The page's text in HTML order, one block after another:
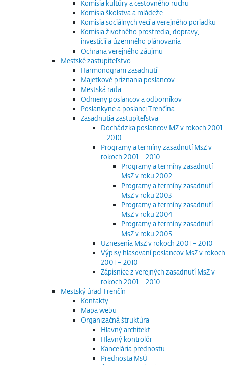
Komisia kultúry a cestovného ruchu
Komisia školstva a mládeže
Komisia sociálnych vecí a verejného poriadku
Komisia životného prostredia, dopravy,
investícií a územného plánovania
Ochrana verejného záujmu
Mestské zastupiteľstvo
Harmonogram zasadnutí
Majetkové priznania poslancov
Mestská rada
Odmeny poslancov a odborníkov
Poslankyne a poslanci Trenčína
Zasadnutia zastupiteľstva
Dochádzka poslancov MZ v rokoch 2001
– 2010
Programy a termíny zasadnutí MsZ v
rokoch 2001 – 2010
Programy a termíny zasadnutí
MsZ v roku 2002
Programy a termíny zasadnutí
MsZ v roku 2003
Programy a termíny zasadnutí
MsZ v roku 2004
Programy a termíny zasadnutí
MsZ v roku 2005
Uznesenia MsZ v rokoch 2001 – 2010
Výpisy hlasovaní poslancov MsZ v rokoch
2001 – 2010
Zápisnice z verejných zasadnutí MsZ v
rokoch 2001 – 2010
Mestský úrad Trenčín
Kontakty
Mapa webu
Organizačná štruktúra
Hlavný architekt
Hlavný kontrolór
Kancelária prednostu
Prednosta MsÚ